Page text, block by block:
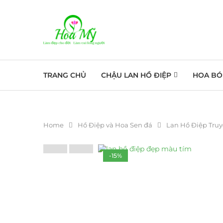
TRANG CHỦ CHẬU LAN HỒ ĐIỆP HOA BÓ
Home Hồ Điệp và Hoa Sen đá Lan Hồ Điệp
-15%